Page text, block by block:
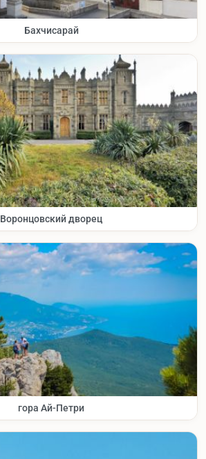
Бахчисарай
Воронцовский дворец
гора Ай-Петри